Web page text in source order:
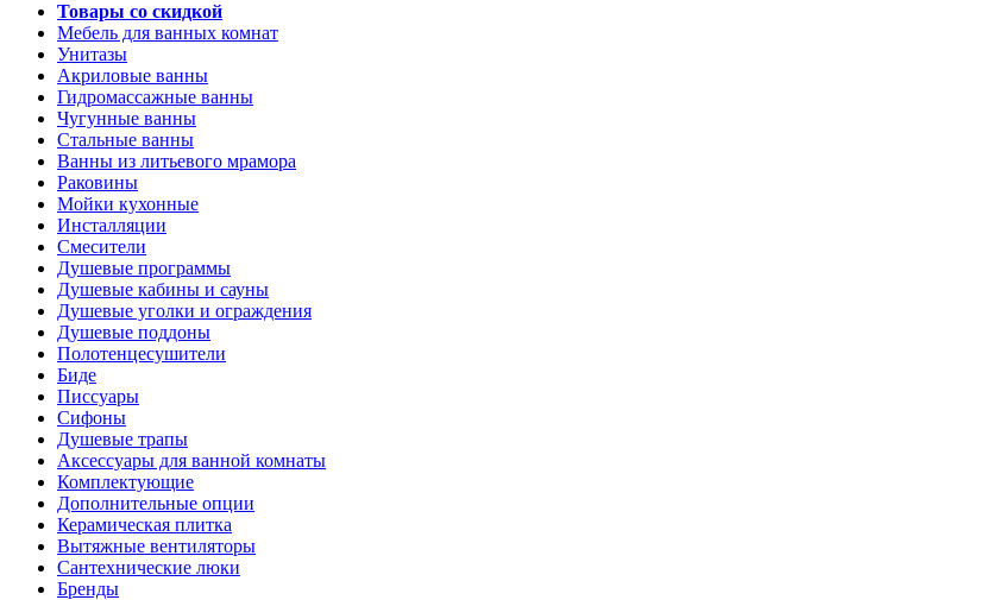
Товары со скидкой
Мебель для ванных комнат
Унитазы
Акриловые ванны
Гидромассажные ванны
Чугунные ванны
Стальные ванны
Ванны из литьевого мрамора
Раковины
Мойки кухонные
Инсталляции
Смесители
Душевые программы
Душевые кабины и сауны
Душевые уголки и ограждения
Душевые поддоны
Полотенцесушители
Биде
Писсуары
Сифоны
Душевые трапы
Аксессуары для ванной комнаты
Комплектующие
Дополнительные опции
Керамическая плитка
Вытяжные вентиляторы
Сантехнические люки
Бренды